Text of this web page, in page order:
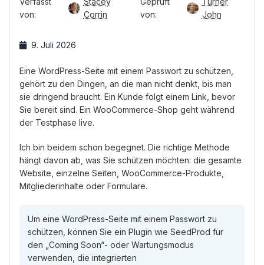
von:
Corrin
von:
John
9. Juli 2026
Eine WordPress-Seite mit einem Passwort zu schützen,
gehört zu den Dingen, an die man nicht denkt, bis man
sie dringend braucht. Ein Kunde folgt einem Link, bevor
Sie bereit sind. Ein WooCommerce-Shop geht während
der Testphase live.
Ich bin beidem schon begegnet. Die richtige Methode
hängt davon ab, was Sie schützen möchten: die gesamte
Website, einzelne Seiten, WooCommerce-Produkte,
Mitgliederinhalte oder Formulare.
Um eine WordPress-Seite mit einem Passwort zu
schützen, können Sie ein Plugin wie SeedProd für
den „Coming Soon“- oder Wartungsmodus
verwenden, die integrierten